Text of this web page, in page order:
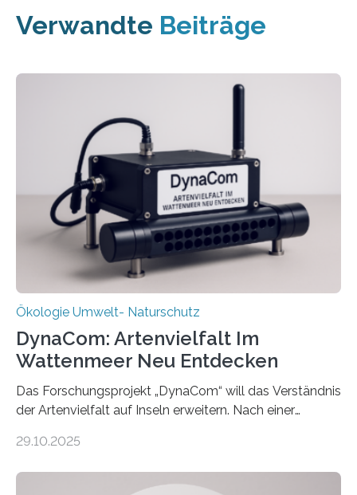
Verwandte Beiträge
Ökologie Umwelt- Naturschutz
DynaCom: Artenvielfalt Im
Wattenmeer Neu Entdecken
Das Forschungsprojekt „DynaCom“ will das Verständnis
der Artenvielfalt auf Inseln erweitern. Nach einer
Beobachtungen im Wattenmeer ist nun eine große
Oldenburg befassen sich insbesondere damit, wie ein
29.10.2025